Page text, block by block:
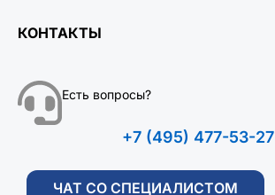
КОНТАКТЫ
Есть вопросы?
+7 (495) 477-53-27
ЧАТ СО СПЕЦИАЛИСТОМ